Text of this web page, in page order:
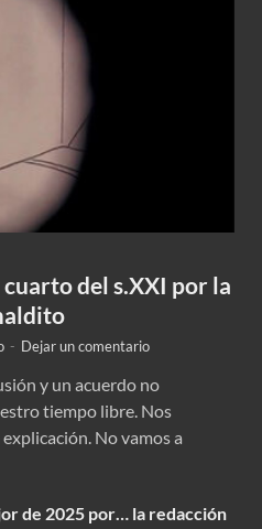
del s.XXI por la
- Dejar un comentario
y un acuerdo no
tiempo libre. Nos
No vamos a
de 2025 por… la redacción